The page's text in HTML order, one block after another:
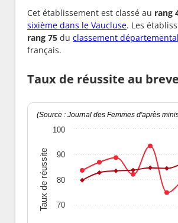
Cet établissement est classé au rang
sixième dans le Vaucluse. Les
rang 75 du classement
français.
Taux de réussite au
Taux de réussite
(Source : Journal des Femmes d'après
70
80
90
100